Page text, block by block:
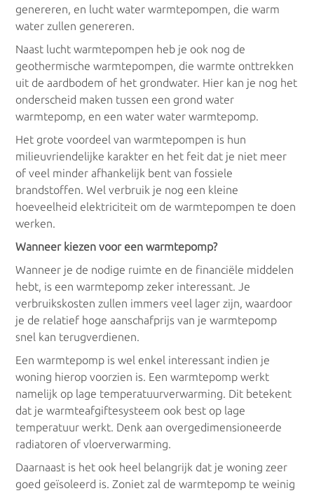
genereren, en lucht water warmtepompen, die warm
water zullen genereren.
Naast lucht warmtepompen heb je ook nog de
geothermische warmtepompen, die warmte onttrekken
uit de aardbodem of het grondwater. Hier kan je nog het
onderscheid maken tussen een grond water
warmtepomp, en een water water warmtepomp.
Het grote voordeel van warmtepompen is hun
milieuvriendelijke karakter en het feit dat je niet meer
of veel minder afhankelijk bent van fossiele
brandstoffen. Wel verbruik je nog een kleine
hoeveelheid elektriciteit om de warmtepompen te doen
werken.
Wanneer kiezen voor een warmtepomp?
Wanneer je de nodige ruimte en de financiële middelen
hebt, is een warmtepomp zeker interessant. Je
verbruikskosten zullen immers veel lager zijn, waardoor
je de relatief hoge aanschafprijs van je warmtepomp
snel kan terugverdienen.
Een warmtepomp is wel enkel interessant indien je
woning hierop voorzien is. Een warmtepomp werkt
namelijk op lage temperatuurverwarming. Dit betekent
dat je warmteafgiftesysteem ook best op lage
temperatuur werkt. Denk aan overgedimensioneerde
radiatoren of vloerverwarming.
Daarnaast is het ook heel belangrijk dat je woning zeer
goed geïsoleerd is. Zoniet zal de warmtepomp te weinig